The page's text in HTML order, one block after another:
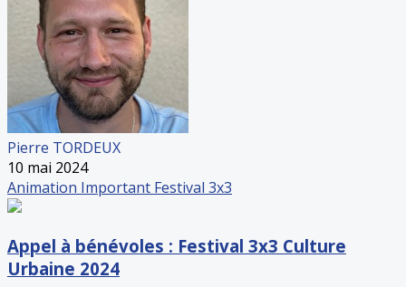
Pierre TORDEUX
10 mai 2024
Animation Important Festival 3x3
Appel à bénévoles : Festival 3x3 Culture
Urbaine 2024